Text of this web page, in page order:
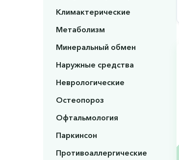
Климактерические
Метаболизм
Минеральный обмен
Наружные средства
Неврологические
Остеопороз
Офтальмология
Паркинсон
Противоаллергические